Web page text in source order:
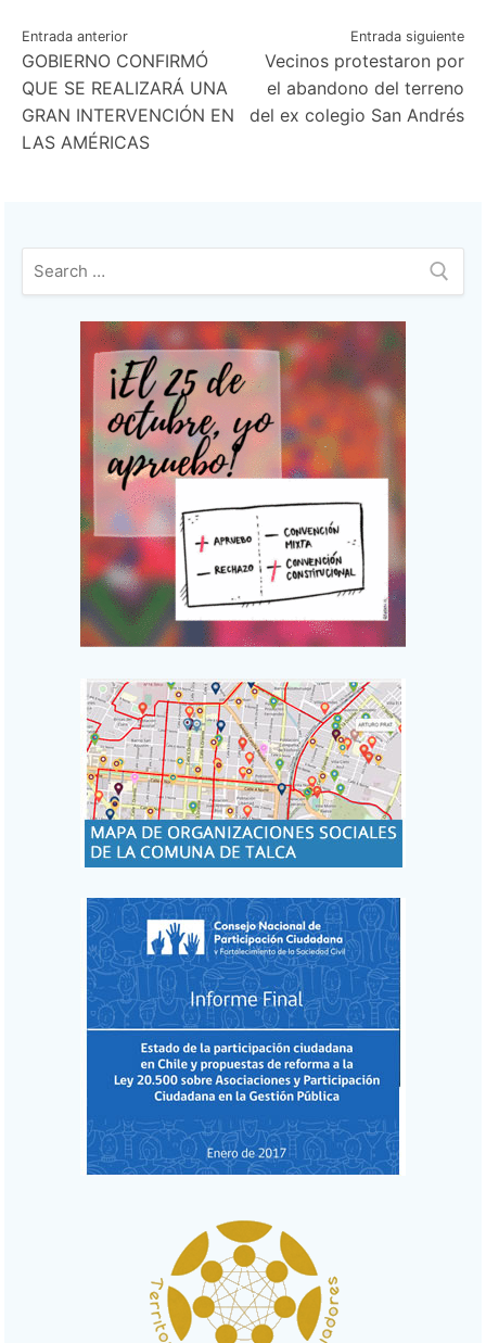
Navegación
de
entradas
Entrada anterior
GOBIERNO CONFIRMÓ
QUE SE REALIZARÁ UNA
GRAN INTERVENCIÓN EN
LAS AMÉRICAS
Entrada siguiente
Vecinos protestaron por
el abandono del terreno
del ex colegio San Andrés
Buscar: